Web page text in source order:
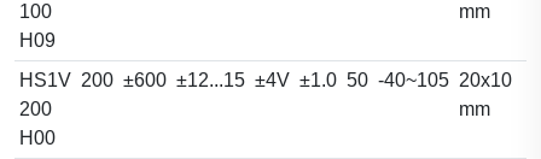
100
H09
mm
HS1V
200
H00
200 ±600 ±12...15 ±4V ±1.0 50 -40~105 20x10
mm